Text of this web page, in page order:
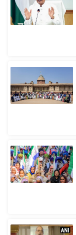
-
सा
ल
मि
सा
ल
श
त